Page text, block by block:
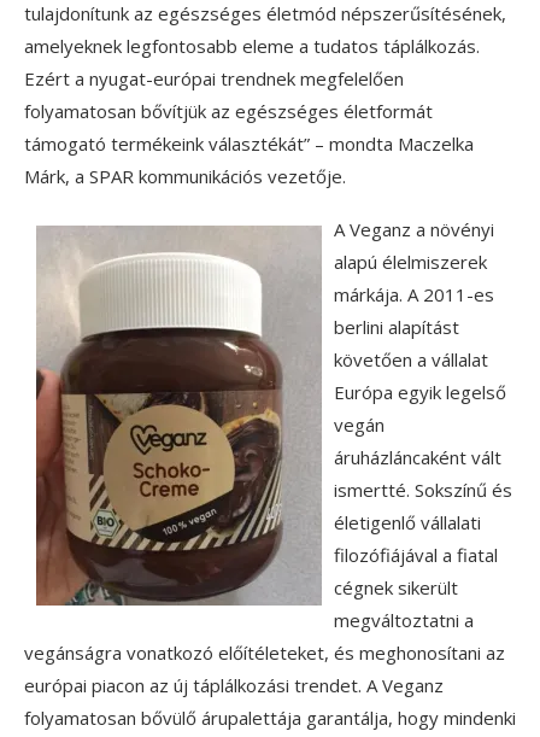
tulajdonítunk az egészséges életmód népszerűsítésének,
amelyeknek legfontosabb eleme a tudatos táplálkozás.
Ezért a nyugat-európai trendnek megfelelően
folyamatosan bővítjük az egészséges életformát
támogató termékeink választékát” – mondta Maczelka
Márk, a SPAR kommunikációs vezetője.
A Veganz a növényi
alapú élelmiszerek
márkája. A 2011-es
berlini alapítást
követően a vállalat
Európa egyik legelső
vegán
áruházláncaként vált
ismertté. Sokszínű és
életigenlő vállalati
filozófiájával a fiatal
cégnek sikerült
megváltoztatni a
vegánságra vonatkozó előítéleteket, és meghonosítani az
európai piacon az új táplálkozási trendet. A Veganz
folyamatosan bővülő árupalettája garantálja, hogy mindenki